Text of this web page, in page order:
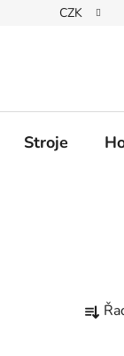
ochrany
CZK
Stroje
a